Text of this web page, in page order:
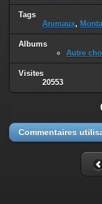
Tags
Animaux,
Albums
Autre
Visites
20553
Commentaires